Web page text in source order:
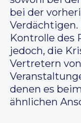
bei der
Kontrolle des
jedoch, die
Vertretern
denen es
ähnlichen